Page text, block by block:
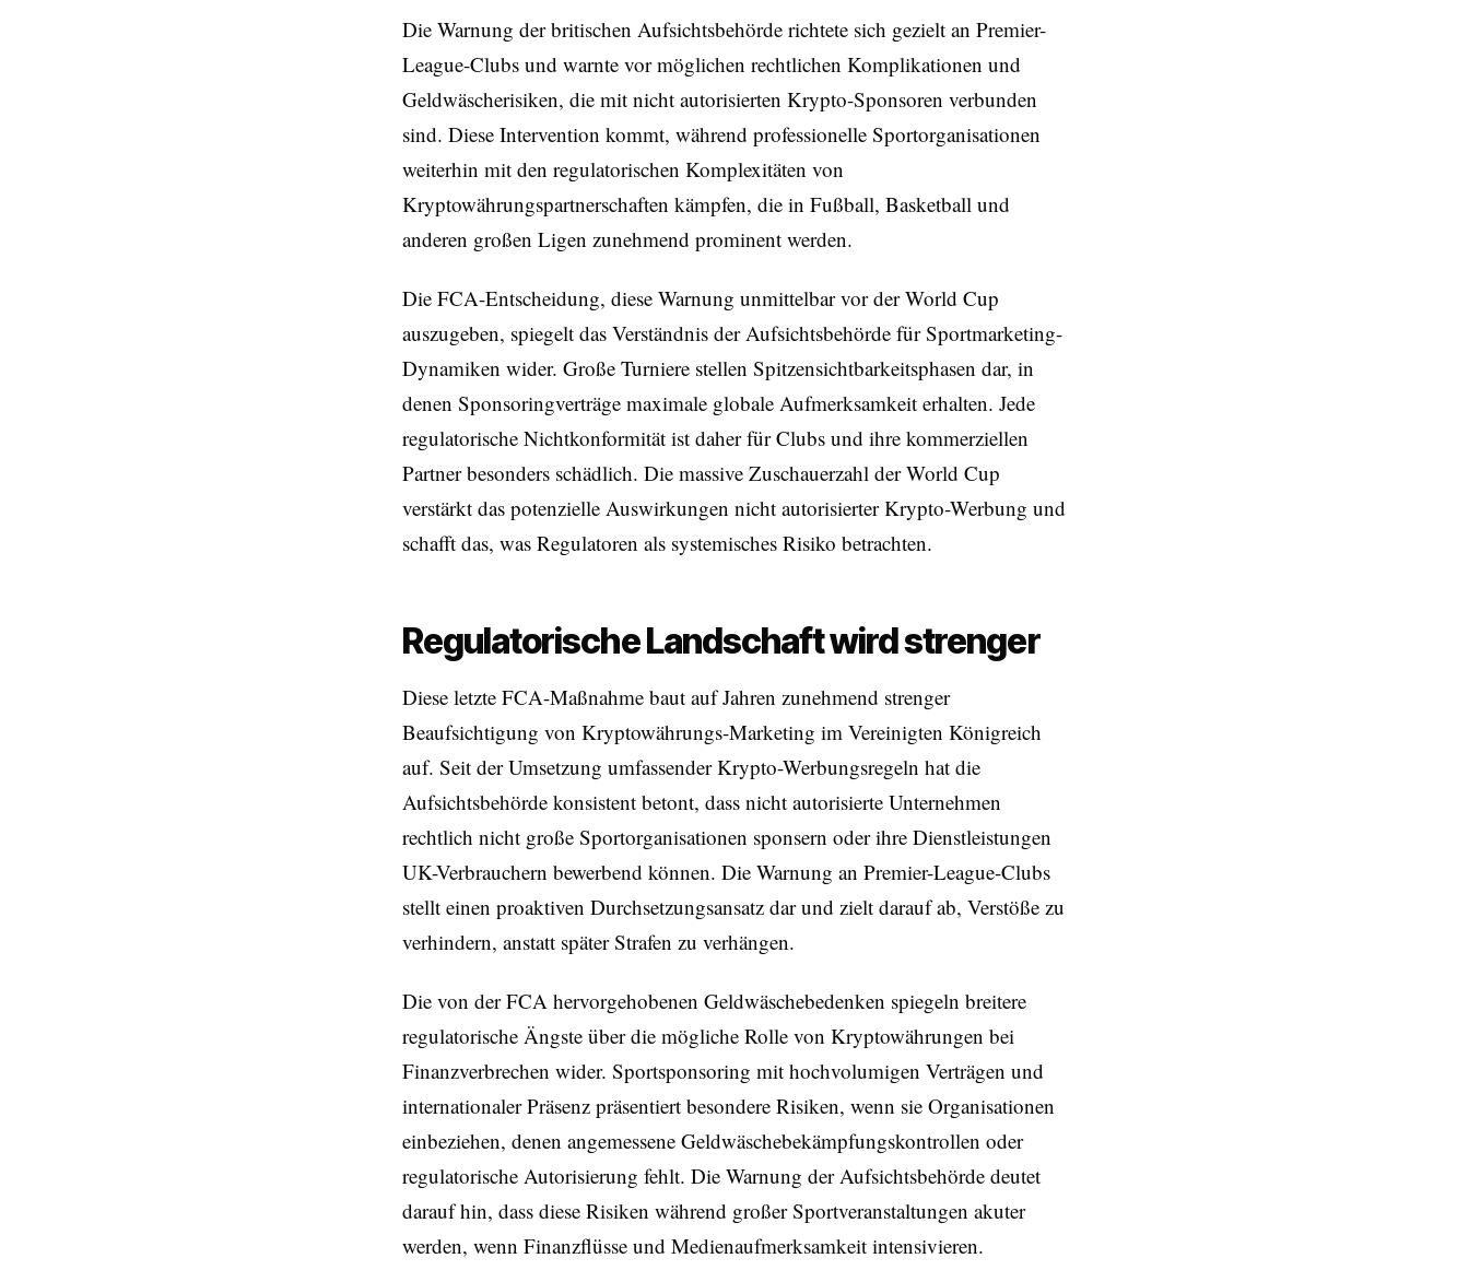
Die Warnung der britischen Aufsichtsbehörde richtete sich gezielt an Premier-
League-Clubs und warnte vor möglichen rechtlichen Komplikationen und
Geldwäscherisiken, die mit nicht autorisierten Krypto-Sponsoren verbunden
sind. Diese Intervention kommt, während professionelle Sportorganisationen
weiterhin mit den regulatorischen Komplexitäten von
Kryptowährungspartnerschaften kämpfen, die in Fußball, Basketball und
anderen großen Ligen zunehmend prominent werden.
Die FCA-Entscheidung, diese Warnung unmittelbar vor der World Cup
auszugeben, spiegelt das Verständnis der Aufsichtsbehörde für Sportmarketing-
Dynamiken wider. Große Turniere stellen Spitzensichtbarkeitsphasen dar, in
denen Sponsoringverträge maximale globale Aufmerksamkeit erhalten. Jede
regulatorische Nichtkonformität ist daher für Clubs und ihre kommerziellen
Partner besonders schädlich. Die massive Zuschauerzahl der World Cup
verstärkt das potenzielle Auswirkungen nicht autorisierter Krypto-Werbung und
schafft das, was Regulatoren als systemisches Risiko betrachten.
Regulatorische Landschaft wird strenger
Diese letzte FCA-Maßnahme baut auf Jahren zunehmend strenger
Beaufsichtigung von Kryptowährungs-Marketing im Vereinigten Königreich
auf. Seit der Umsetzung umfassender Krypto-Werbungsregeln hat die
Aufsichtsbehörde konsistent betont, dass nicht autorisierte Unternehmen
rechtlich nicht große Sportorganisationen sponsern oder ihre Dienstleistungen
UK-Verbrauchern bewerbend können. Die Warnung an Premier-League-Clubs
stellt einen proaktiven Durchsetzungsansatz dar und zielt darauf ab, Verstöße zu
verhindern, anstatt später Strafen zu verhängen.
Die von der FCA hervorgehobenen Geldwäschebedenken spiegeln breitere
regulatorische Ängste über die mögliche Rolle von Kryptowährungen bei
Finanzverbrechen wider. Sportsponsoring mit hochvolumigen Verträgen und
internationaler Präsenz präsentiert besondere Risiken, wenn sie Organisationen
einbeziehen, denen angemessene Geldwäschebekämpfungskontrollen oder
regulatorische Autorisierung fehlt. Die Warnung der Aufsichtsbehörde deutet
darauf hin, dass diese Risiken während großer Sportveranstaltungen akuter
werden, wenn Finanzflüsse und Medienaufmerksamkeit intensivieren.